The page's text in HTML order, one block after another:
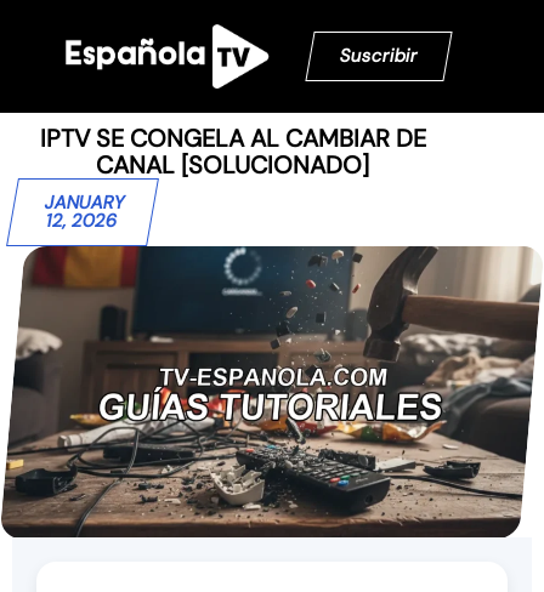
Suscribir
IPTV SE CONGELA AL CAMBIAR DE
CANAL [SOLUCIONADO]
JANUARY
12, 2026